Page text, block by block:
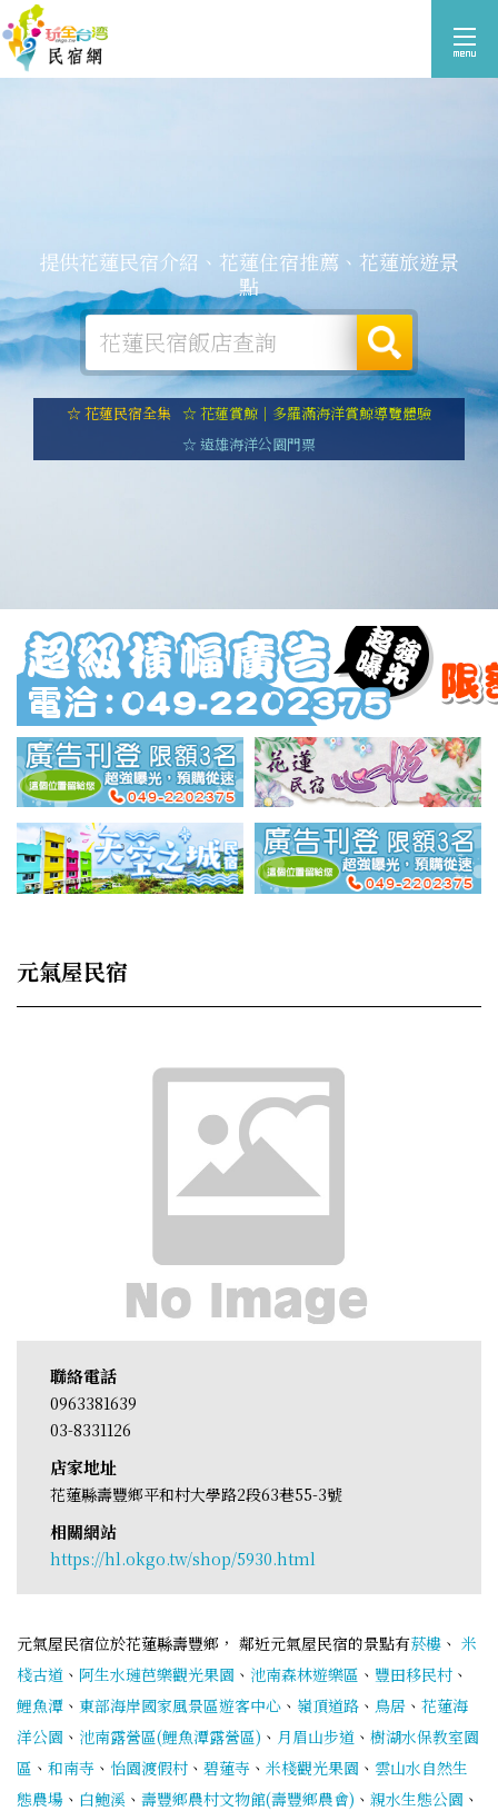
提供花蓮民宿介紹、花蓮住宿推薦、花蓮旅遊景
點
☆ 花蓮民宿全集 ☆ 花蓮賞鯨｜多羅滿海洋賞鯨導覽體驗
☆ 遠雄海洋公園門票
元氣屋民宿
聯絡電話
0963381639
03-8331126
店家地址
花蓮縣壽豐鄉平和村大學路2段63巷55-3號
相關網站
https://hl.okgo.tw/shop/5930.html
元氣屋民宿位於花蓮縣壽豐鄉， 鄰近元氣屋民宿的景點有菸樓 、 米
棧古道 、 阿生水璉芭樂觀光果園 、 池南森林遊樂區 、 豐田移民村 、
鯉魚潭 、 東部海岸國家風景區遊客中心 、 嶺頂道路 、 鳥居 、 花蓮海
洋公園 、 池南露營區(鯉魚潭露營區) 、 月眉山步道 、 樹湖水保教室園
區 、 和南寺 、 怡園渡假村 、 碧蓮寺 、 米棧觀光果園 、 雲山水自然生
態農場 、 白鮑溪 、 壽豐鄉農村文物館(壽豐鄉農會) 、 親水生態公園 、